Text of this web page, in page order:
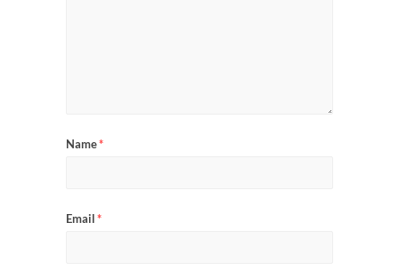
Name*
Email*